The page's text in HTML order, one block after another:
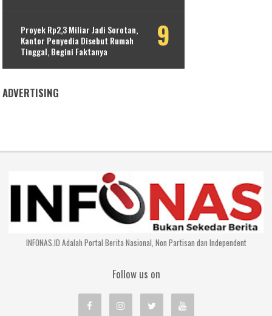
Proyek Rp2,3 Miliar Jadi Sorotan,
Kantor Penyedia Disebut Rumah
Tinggal, Begini Faktanya
ADVERTISING
INFONAS.ID Adalah Portal Berita Nasional, Non Partisan dan Independent
Follow us on